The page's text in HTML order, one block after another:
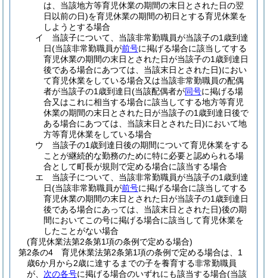
は、当該地方等育児休業の期間の末日とされた日の翌
日以前の日)を育児休業の期間の初日とする育児休業を
しようとする場合
イ
当該子について、当該非常勤職員が当該子の1歳到達
日(当該非常勤職員が前号に掲げる場合に該当してする
育児休業の期間の末日とされた日が当該子の1歳到達日
後である場合にあつては、当該末日とされた日)におい
て育児休業をしている場合又は当該非常勤職員の配偶
者が当該子の1歳到達日(当該配偶者が同号に掲げる場
合又はこれに相当する場合に該当してする地方等育児
休業の期間の末日とされた日が当該子の1歳到達日後で
ある場合にあつては、当該末日とされた日)において地
方等育児休業をしている場合
ウ
当該子の1歳到達日後の期間について育児休業をする
ことが継続的な勤務のために特に必要と認められる場
合として町長が規則で定める場合に該当する場合
エ
当該子について、当該非常勤職員が当該子の1歳到達
日(当該非常勤職員が前号に掲げる場合に該当してする
育児休業の期間の末日とされた日が当該子の1歳到達日
後である場合にあっては、当該末日とされた日)後の期
間においてこの号に掲げる場合に該当して育児休業を
したことがない場合
(育児休業法第2条第1項の条例で定める場合)
第2条の4
育児休業法第2条第1項の条例で定める場合は、1
歳6か月から2歳に達するまでの子を養育する非常勤職員
が、 次の各号に掲げる場合のいずれにも該当する場合(当該